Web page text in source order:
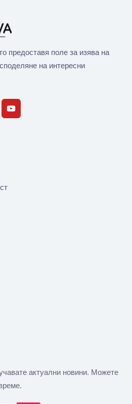
предоставя поле за изява на
на интересни
актуални новини. Можете